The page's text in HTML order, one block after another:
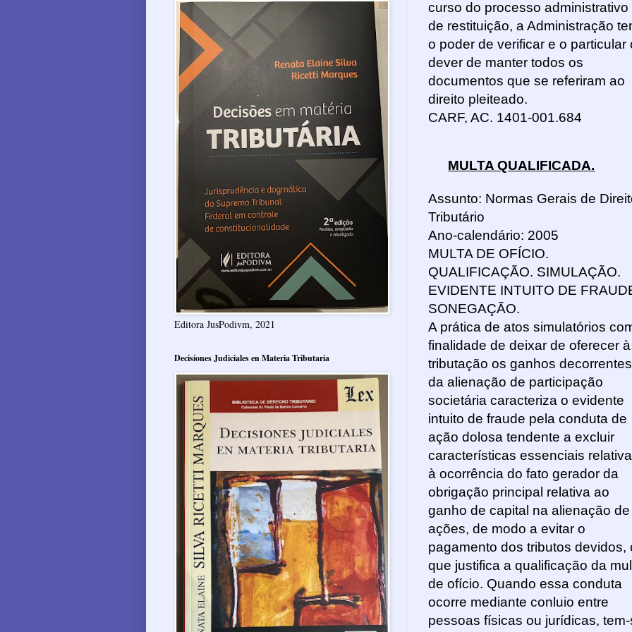
curso do processo administrativo
de restituição, a Administração
o poder de verificar e o particular
dever de manter todos os
documentos que se referiram ao
direito pleiteado.
CARF, AC. 1401-001.684
MULTA QUALIFICADA.
Assunto: Normas Gerais de
Tributário
Ano-calendário: 2005
MULTA DE OFÍCIO.
QUALIFICAÇÃO. SIMULAÇÃO.
EVIDENTE INTUITO DE
SONEGAÇÃO.
A prática de atos simulatórios
finalidade de deixar de oferecer à
tributação os ganhos decorrentes
da alienação de participação
societária caracteriza o evidente
intuito de fraude pela conduta de
ação dolosa tendente a excluir
características essenciais
à ocorrência do fato gerador da
obrigação principal relativa ao
ganho de capital na alienação de
ações, de modo a evitar o
pagamento dos tributos devidos,
que justifica a qualificação da
de ofício. Quando essa conduta
ocorre mediante conluio entre
pessoas físicas ou jurídicas,
Editora JusPodivm, 2021
Decisiones Judiciales en Materia Tributaria